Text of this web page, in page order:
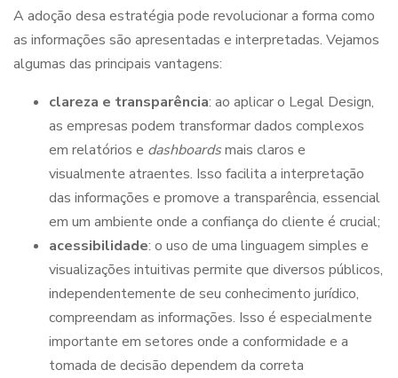
A adoção desa estratégia pode revolucionar a forma como
as informações são apresentadas e interpretadas. Vejamos
algumas das principais vantagens:
clareza e transparência: ao aplicar o Legal Design,
as empresas podem transformar dados complexos
em relatórios e dashboardsmais claros e
visualmente atraentes. Isso facilita a interpretação
das informações e promove a transparência, essencial
em um ambiente onde a confiança do cliente é crucial;
acessibilidade: o uso de uma linguagem simples e
visualizações intuitivas permite que diversos públicos,
independentemente de seu conhecimento jurídico,
compreendam as informações. Isso é especialmente
importante em setores onde a conformidade e a
tomada de decisão dependem da correta